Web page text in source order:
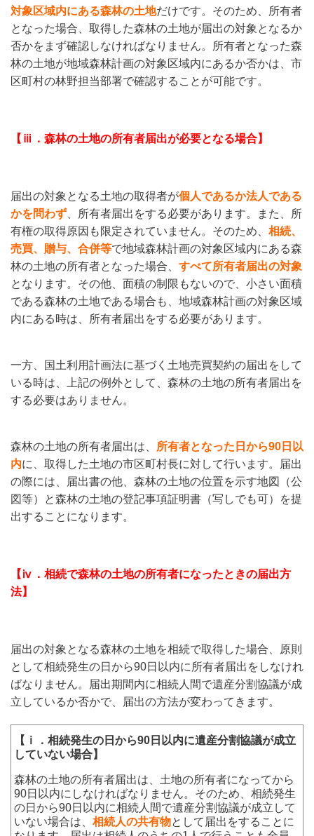
対象区域内にある森林の土地だけです。そのため、所有者
となった場合、取得した森林の土地が届出の対象となるか
否かをまず確認しなければなりません。所有者となった森
林の土地が地域森林計画の対象区域内にあるか否かは、市
区町村の林野担当部署で確認することが可能です。
【ⅲ．森林の土地の所有者届出が必要となる場合】
届出の対象となる土地の取得者が個人であるか法人である
かを問わず 、所有者届出をする必要があります。また、所
有権の取得原因も限定されていません。そのため、 相続、
売買、贈与、合併等で地域森林計画の対象区域内にある森
林の土地の所有者となった場合、 すべて所有者届出の対象
となります。その他、面積の制限もないので、小さい面積
である森林の土地である場合も、地域森林計画の対象区域
内にある時は、所有者届出をする必要があります。
一方、国土利用計画法に基づく土地売買契約の届出をして
いる時は、上記の例外として、森林の土地の所有者届出を
する必要はありません。
森林の土地の所有者届出は、 所有者となった日から90日以
内に、取得した土地の市区町村長に対して行います。届出
の際には、届出書の他、森林の土地の位置を示す地図（公
図等）と森林の土地の登記事項証明書（写しでも可）を提
出することになります。
【ⅳ．相続で森林の土地の所有者になったときの届出方
法】
届出の対象となる森林の土地を相続で取得した場合、原則
として相続発生の日から90日以内に所有者届出をしなけれ
ばなりません。届出期間内に相続人間で遺産分割協議が成
立しているか否かで、届出の方法が変わってきます。
【ⅰ．相続発生の日から90日以内に遺産分割協議が成立
していない場合】
森林の土地の所有者届出は、土地の所有者になってから
90日以内にしなければなりません。そのため、相続発生
の日から90日以内に相続人間で遺産分割協議が成立して
いない場合は、相続人の共有物として届出をすることに